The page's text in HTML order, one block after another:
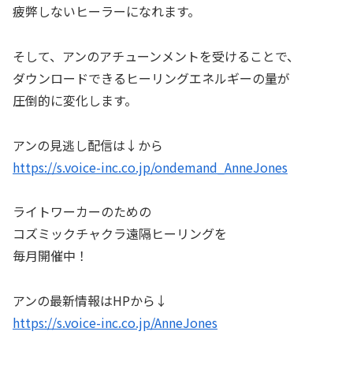
疲弊しないヒーラーになれます。
そして、アンのアチューンメントを受けることで、
ダウンロードできるヒーリングエネルギーの量が
圧倒的に変化します。
アンの見逃し配信は↓から
https://s.voice-inc.co.jp/ondemand_AnneJones
ライトワーカーのための
コズミックチャクラ遠隔ヒーリングを
毎月開催中！
アンの最新情報はHPから↓
https://s.voice-inc.co.jp/AnneJones